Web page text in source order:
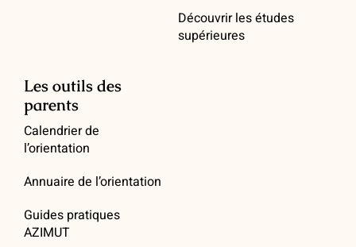
Découvrir les études
supérieures
Les outils des
parents
Calendrier de
l’orientation
Annuaire de l’orientation
Guides pratiques
AZIMUT